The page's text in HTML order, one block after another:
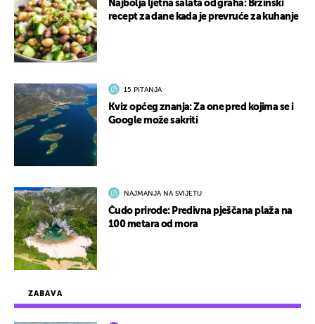
ZABAVA
Najbolja ljetna salata od graha: Brzinski
recept za dane kada je prevruće za kuhanje
15 PITANJA
Kviz općeg znanja: Za one pred kojima se i
Google može sakriti
NAJMANJA NA SVIJETU
Čudo prirode: Predivna pješčana plaža na
100 metara od mora